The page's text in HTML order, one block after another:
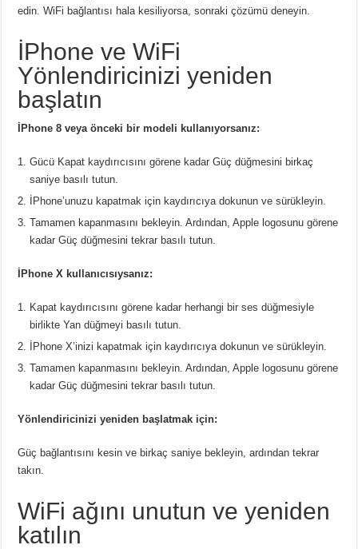
edin. WiFi bağlantısı hala kesiliyorsa, sonraki çözümü deneyin.
İPhone ve WiFi
Yönlendiricinizi yeniden
başlatın
İPhone 8 veya önceki bir modeli kullanıyorsanız:
Gücü Kapat kaydırıcısını görene kadar Güç düğmesini birkaç
saniye basılı tutun.
İPhone’unuzu kapatmak için kaydırıcıya dokunun ve sürükleyin.
Tamamen kapanmasını bekleyin. Ardından, Apple logosunu görene
kadar Güç düğmesini tekrar basılı tutun.
İPhone X kullanıcısıysanız:
Kapat kaydırıcısını görene kadar herhangi bir ses düğmesiyle
birlikte Yan düğmeyi basılı tutun.
İPhone X’inizi kapatmak için kaydırıcıya dokunun ve sürükleyin.
Tamamen kapanmasını bekleyin. Ardından, Apple logosunu görene
kadar Güç düğmesini tekrar basılı tutun.
Yönlendiricinizi yeniden başlatmak için:
Güç bağlantısını kesin ve birkaç saniye bekleyin, ardından tekrar
takın.
WiFi ağını unutun ve yeniden
katılın